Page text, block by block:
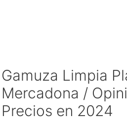
Gamuza Limpia
Mercadona /
Precios en 2024